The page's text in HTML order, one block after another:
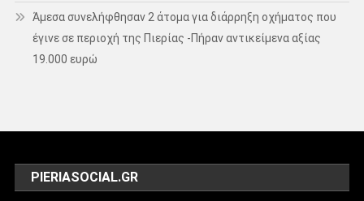
Άμεσα συνελήφθησαν 2 άτομα για διάρρηξη οχήματος που
έγινε σε περιοχή της Πιερίας -Πήραν αντικείμενα αξίας
19.000 ευρώ
PIERIASOCIAL.GR